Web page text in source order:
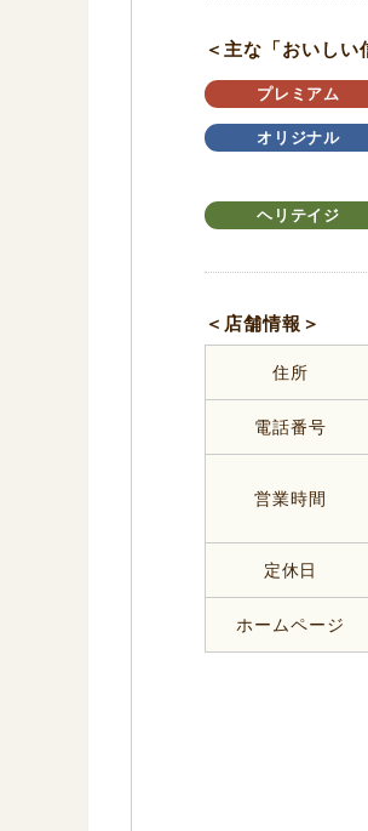
＜主な「おいしい
プレミアム
オリジナル
ヘリテイジ
＜店舗情報＞
住所
電話番号
営業時間
定休日
ホームページ